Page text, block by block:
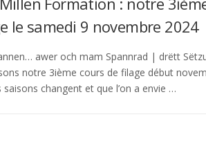
le samedi 9 novembre 2024
awer och mam Spannrad | drëtt
notre 3ième cours de filage début
saisons changent et que l’on a envie …